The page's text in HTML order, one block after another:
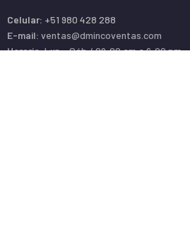
Celular: +51 980 428 288
E-mail: ventas@dmincoventas.com
Horario:Lun – Sáb / 09:00 am a 6:00 pm